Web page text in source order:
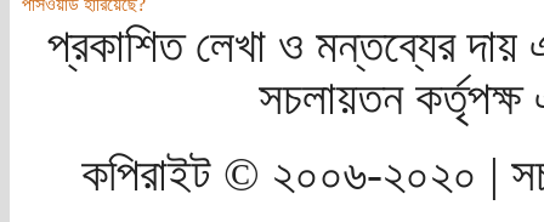
প্রকাশিত লেখা ও মন্তব্যের দায়
সচলায়তন
কপিরাইট © ২০০৬-২০২০ |